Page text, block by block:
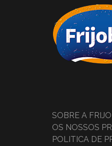
SOBRE A
OS NOSSOS
POLÍTICA DE